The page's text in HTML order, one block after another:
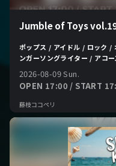
Jumble of Toys
ポップス / アイドル / ロック /
ンガーソングライター / アコ
2026-08-09 Sun.
OPEN 17:00 / START
藤枝ココペリ